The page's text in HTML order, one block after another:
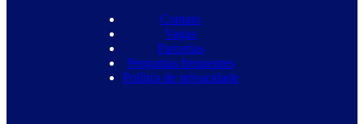
Contato
Vagas
Parcerias
Perguntas frequentes
Política de privacidade